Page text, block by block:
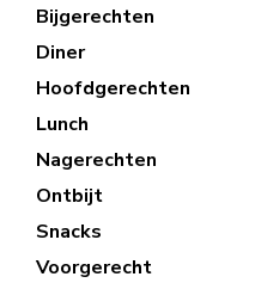
Bijgerechten
Diner
Hoofdgerechten
Lunch
Nagerechten
Ontbijt
Snacks
Voorgerecht